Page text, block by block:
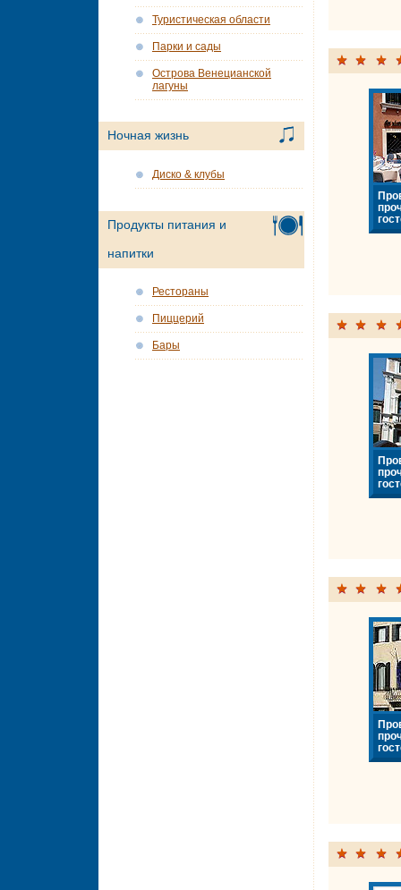
Туристическая области
Парки и сады
Острова Венецианской
лагуны
Ночная жизнь
Диско & клубы
Продукты питания и
напитки
Рестораны
Пиццерий
Бары